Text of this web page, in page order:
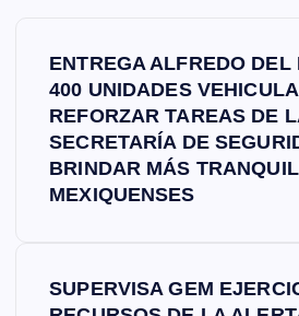
ENTREGA ALFREDO DEL
400 UNIDADES
REFORZAR TAREAS DE
SECRETARÍA DE
BRINDAR MÁS
MEXIQUENSES
SUPERVISA GEM